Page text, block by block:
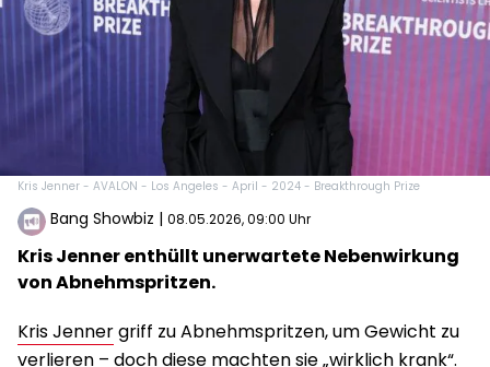
Kris Jenner - AVALON - Los Angeles - April - 2024 - Breakthrough Prize
Bang Showbiz | 08.05.2026, 09:00 Uhr
Kris Jenner enthüllt unerwartete Nebenwirkung
von Abnehmspritzen.
Kris Jennergriff zu Abnehmspritzen, um Gewicht zu
verlieren – doch diese machten sie „wirklich krank“.